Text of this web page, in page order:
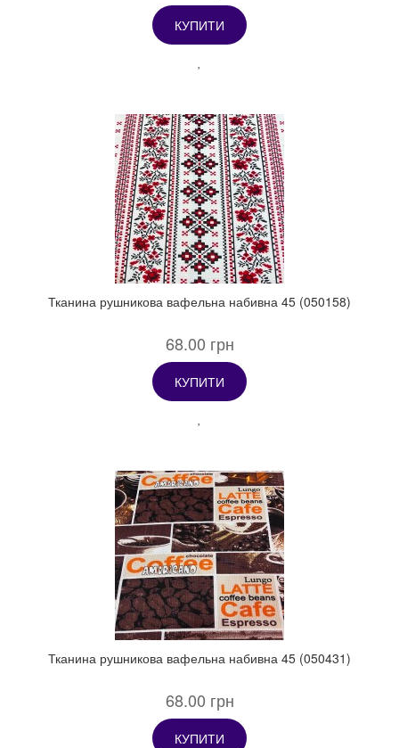
КУПИТИ
Тканина рушникова вафельна набивна 45 (050158)
68.00 грн
КУПИТИ
Тканина рушникова вафельна набивна 45 (050431)
68.00 грн
КУПИТИ